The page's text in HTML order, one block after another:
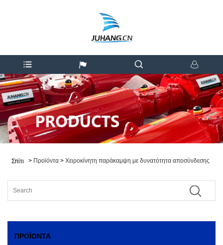
Σπίτι > Προϊόντα > Χειροκίνητη παράκαμψη με δυνατότητα αποσύνδεσης
ΠΡΟΪΌΝΤΑ